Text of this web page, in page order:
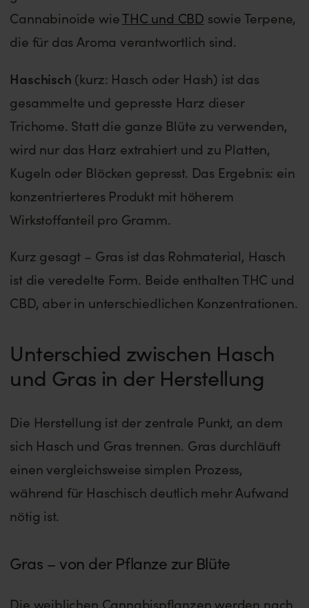
Cannabinoide wieTHC und CBD sowie Terpene,
die für das Aroma verantwortlich sind.
Haschisch (kurz: Hasch oder Hash) ist das
gesammelte und gepresste Harz dieser
Trichome. Statt die ganze Blüte zu verwenden,
wird nur das Harz extrahiert und zu Platten,
Kugeln oder Blöcken gepresst. Das Ergebnis: ein
konzentrierteres Produkt mit höherem
Wirkstoffanteil pro Gramm.
Kurz gesagt – Gras ist das Rohmaterial, Hasch
ist die veredelte Form. Beide enthalten THC und
CBD, aber in unterschiedlichen Konzentrationen.
Unterschied zwischen Hasch
und Gras in der Herstellung
Die Herstellung ist der zentrale Punkt, an dem
sich Hasch und Gras trennen. Gras durchläuft
einen vergleichsweise simplen Prozess,
während für Haschisch deutlich mehr Aufwand
nötig ist.
Gras – von der Pflanze zur Blüte
Die weiblichen Cannabispflanzen werden nach